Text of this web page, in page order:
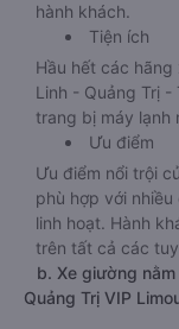
hành khách.
Tiện ích
Hầu hết các
Linh - Quảng Trị
trang bị máy lạnh
Ưu điểm
Ưu điểm nổi trội
phù hợp với
linh hoạt. Hành
trên tất cả các
b. Xe giường
Quảng Trị VIP